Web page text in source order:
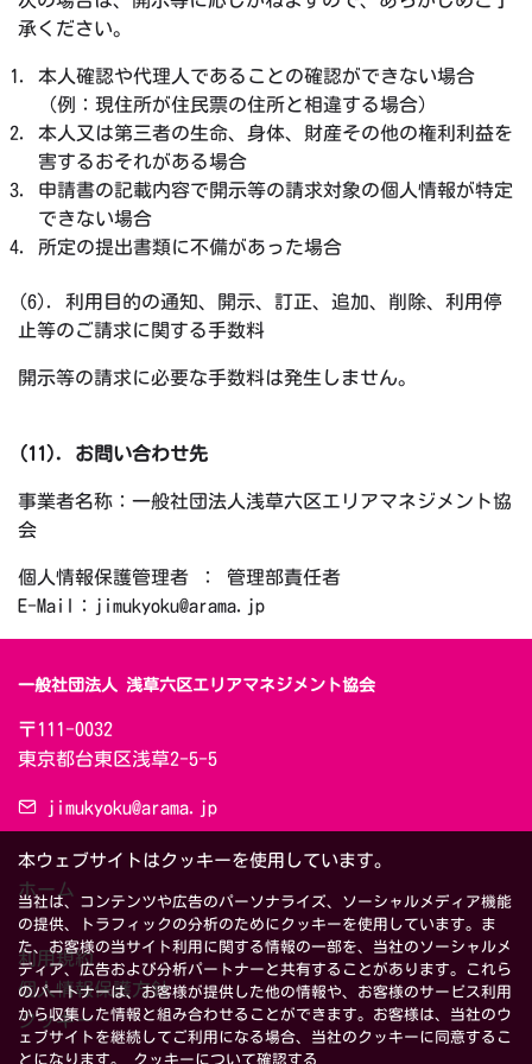
承ください。
本人確認や代理人であることの確認ができない場合
（例：現住所が住民票の住所と相違する場合）
本人又は第三者の生命、身体、財産その他の権利利益を
害するおそれがある場合
申請書の記載内容で開示等の請求対象の個人情報が特定
できない場合
所定の提出書類に不備があった場合
(6). 利用目的の通知、開示、訂正、追加、削除、利用停
止等のご請求に関する手数料
開示等の請求に必要な手数料は発生しません。
(11). お問い合わせ先
事業者名称：一般社団法人浅草六区エリアマネジメント協
会
個人情報保護管理者 ： 管理部責任者
E-Mail：jimukyoku@arama.jp
一般社団法人 浅草六区エリアマネジメント協会
〒111-0032
東京都台東区浅草2-5-5
jimukyoku@arama.jp
ホーム
利用規約
個人情報保護方針
クッキー
本ウェブサイトはクッキーを使用しています。
当社は、コンテンツや広告のパーソナライズ、ソーシャルメディア機能
の提供、トラフィックの分析のためにクッキーを使用しています。ま
た、お客様の当サイト利用に関する情報の一部を、当社のソーシャルメ
ディア、広告および分析パートナーと共有することがあります。これら
のパートナーは、お客様が提供した他の情報や、お客様のサービス利用
から収集した情報と組み合わせることができます。お客様は、当社のウ
ェブサイトを継続してご利用になる場合、当社のクッキーに同意するこ
とになります。 クッキーについて確認する